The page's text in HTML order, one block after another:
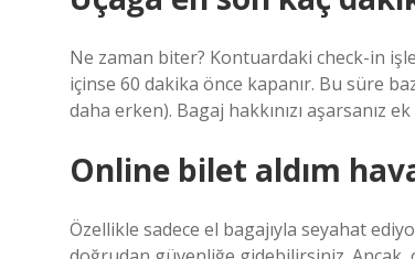
Ne zaman biter? Kontuardaki check-in
içinse 60 dakika önce kapanır. Bu süre
daha erken). Bagaj hakkınızı aşarsanız
Online bilet aldım
Özellikle sadece el bagajıyla seyahat